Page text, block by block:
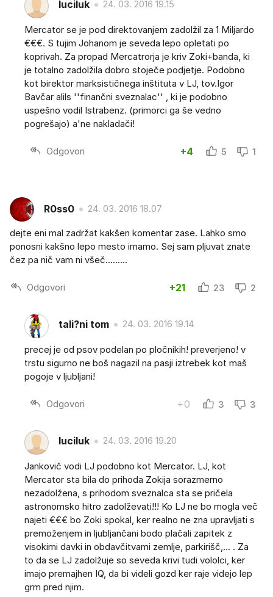
luciluk 24. 03. 2016 19.15
Mercator se je pod direktovanjem zadolžil za 1 Miljardo
€€€. S tujim Johanom je seveda lepo opletati po
koprivah. Za propad Mercatrorja je kriv Zoki+banda, ki
je totalno zadolžila dobro stoječe podjetje. Podobno
kot birektor marksističnega inštituta v LJ, tov.Igor
Bavčar alils ''finančni sveznalac'' , ki je podobno
uspešno vodil Istrabenz. (primorci ga še vedno
pogrešajo) a'ne nakladači!
Odgovori +4 5 1
R0ss0 24. 03. 2016 18.07
dejte eni mal zadržat kakšen komentar zase. Lahko smo
ponosni kakšno lepo mesto imamo. Sej sam pljuvat znate
čez pa nič vam ni všeč.........
Odgovori +21 23 2
tali?ni tom 24. 03. 2016 19.14
precej je od psov podelan po pločnikih! preverjeno! v
trstu sigurno ne boš nagazil na pasji iztrebek kot maš
pogoje v ljubljani!
Odgovori +0 3 3
luciluk 24. 03. 2016 19.20
Jankovič vodi LJ podobno kot Mercator. LJ, kot
Mercator sta bila do prihoda Zokija sorazmerno
nezadolžena, s prihodom sveznalca sta se pričela
astronomsko hitro zadolževati!!! Ko LJ ne bo mogla več
najeti €€€ bo Zoki spokal, ker realno ne zna upravljati s
premoženjem in ljubljančani bodo plačali zapitek z
visokimi davki in obdavčitvami zemlje, parkirišč,... . Za
to da se LJ zadolžuje so seveda krivi tudi vololci, ker
imajo premajhen IQ, da bi videli gozd ker raje videjo lep
grm pred njim.